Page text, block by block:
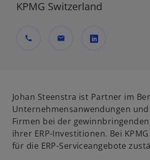
KPMG Switzerland
call mail
d
i
n
e
i
Johan Steenstra ist Partner im
Unternehmensanwendungen
Firmen bei der
ihrer ERP-Investitionen. Bei
für die ERP-Serviceangebote